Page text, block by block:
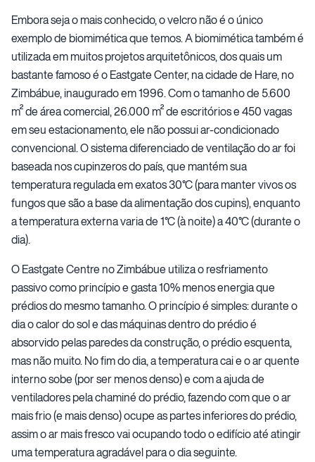
Embora seja o mais conhecido,o velcronão é o único
exemplo de biomimética que temos. A biomimética também é
utilizada em muitos projetos arquitetônicos, dos quais um
bastante famoso é o Eastgate Center, na cidade de Hare, no
Zimbábue, inaugurado em 1996. Com o tamanho de 5.600
m² de área comercial, 26.000 m² de escritórios e 450 vagas
em seu estacionamento, ele não possui ar-condicionado
convencional. O sistema diferenciado de ventilação do ar foi
baseada nos cupinzeros do país, que mantém sua
temperatura regulada em exatos 30°C (para manter vivos os
fungos que são a base da alimentação dos cupins), enquanto
a temperatura externa varia de 1°C (à noite) a 40°C (durante o
dia).
O Eastgate Centre no Zimbábue utiliza o resfriamento
passivo como princípio e gasta 10% menos energia que
prédios do mesmo tamanho. O princípio é simples: durante o
dia o calor do sol e das máquinas dentro do prédio é
absorvido pelas paredes da construção, o prédio esquenta,
mas não muito. No fim do dia, a temperatura cai e o ar quente
interno sobe (por ser menos denso) e com a ajuda de
ventiladores pela chaminé do prédio, fazendo com que o ar
mais frio (e mais denso) ocupe as partes inferiores do prédio,
assim o ar mais fresco vai ocupando todo o edifício até atingir
uma temperatura agradável para o dia seguinte.